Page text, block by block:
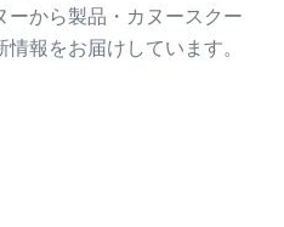
ーから製品・カヌースクー
報をお届けしています。